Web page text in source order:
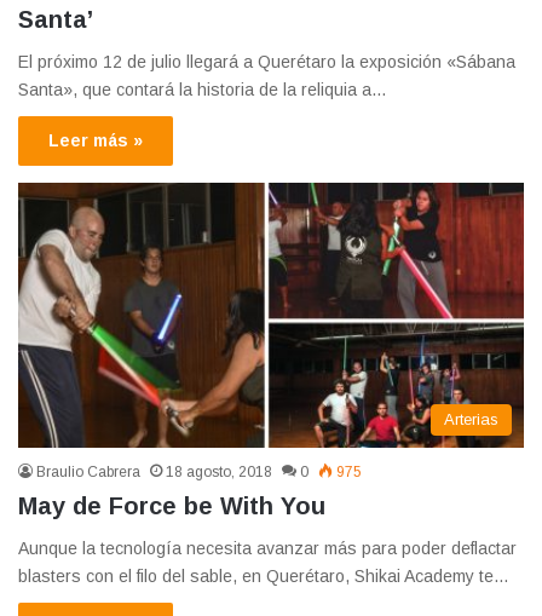
Santa’
El próximo 12 de julio llegará a Querétaro la exposición «Sábana
Santa», que contará la historia de la reliquia a…
Leer más »
Arterias
Braulio Cabrera 18 agosto, 2018 0 975
May de Force be With You
Aunque la tecnología necesita avanzar más para poder deflactar
blasters con el filo del sable, en Querétaro, Shikai Academy te…